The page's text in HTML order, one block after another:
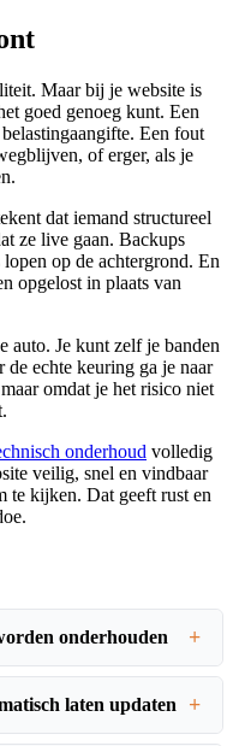
Maar bij je website is
goed genoeg kunt. Een
Een fout
of erger, als je
dat iemand structureel
ze live gaan. Backups
op de achtergrond. En
opgelost in plaats van
auto. Je kunt zelf je banden
echte keuring ga je naar
omdat je het risico niet
onderhoud volledig
veilig, snel en vindbaar
te kijken. Dat geeft rust en
onderhouden +
laten updaten +